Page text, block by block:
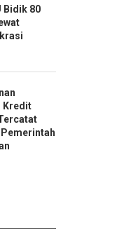
Bidik 80
Kredit
Pemerintah